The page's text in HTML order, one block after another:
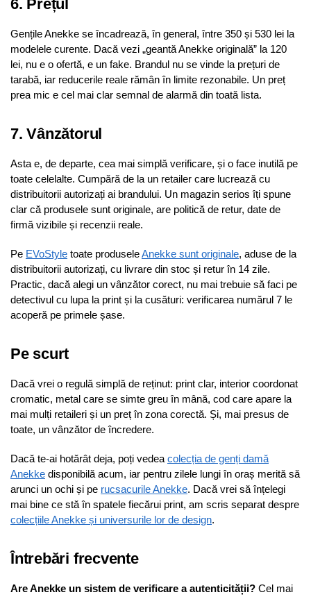
6. Prețul
Gențile Anekke se încadrează, în general, între 350 și 530 lei la
modelele curente. Dacă vezi „geantă Anekke originală” la 120
lei, nu e o ofertă, e un fake. Brandul nu se vinde la prețuri de
tarabă, iar reducerile reale rămân în limite rezonabile. Un preț
prea mic e cel mai clar semnal de alarmă din toată lista.
7. Vânzătorul
Asta e, de departe, cea mai simplă verificare, și o face inutilă pe
toate celelalte. Cumpără de la un retailer care lucrează cu
distribuitorii autorizați ai brandului. Un magazin serios îți spune
clar că produsele sunt originale, are politică de retur, date de
firmă vizibile și recenzii reale.
Pe EVoStyle toate produseleAnekke sunt originale, aduse de la
distribuitorii autorizați, cu livrare din stoc și retur în 14 zile.
Practic, dacă alegi un vânzător corect, nu mai trebuie să faci pe
detectivul cu lupa la print și la cusături: verificarea numărul 7 le
acoperă pe primele șase.
Pe scurt
Dacă vrei o regulă simplă de reținut: print clar, interior coordonat
cromatic, metal care se simte greu în mână, cod care apare la
mai mulți retaileri și un preț în zona corectă. Și, mai presus de
toate, un vânzător de încredere.
Dacă te-ai hotărât deja, poți vedea colecția de genți damă
Anekke disponibilă acum, iar pentru zilele lungi în oraș merită să
arunci un ochi și pe rucsacurile Anekke. Dacă vrei să înțelegi
mai bine ce stă în spatele fiecărui print, am scris separat despre
colecțiile Anekke și universurile lor de design.
Întrebări frecvente
Are Anekke un sistem de verificare a autenticității? Cel mai